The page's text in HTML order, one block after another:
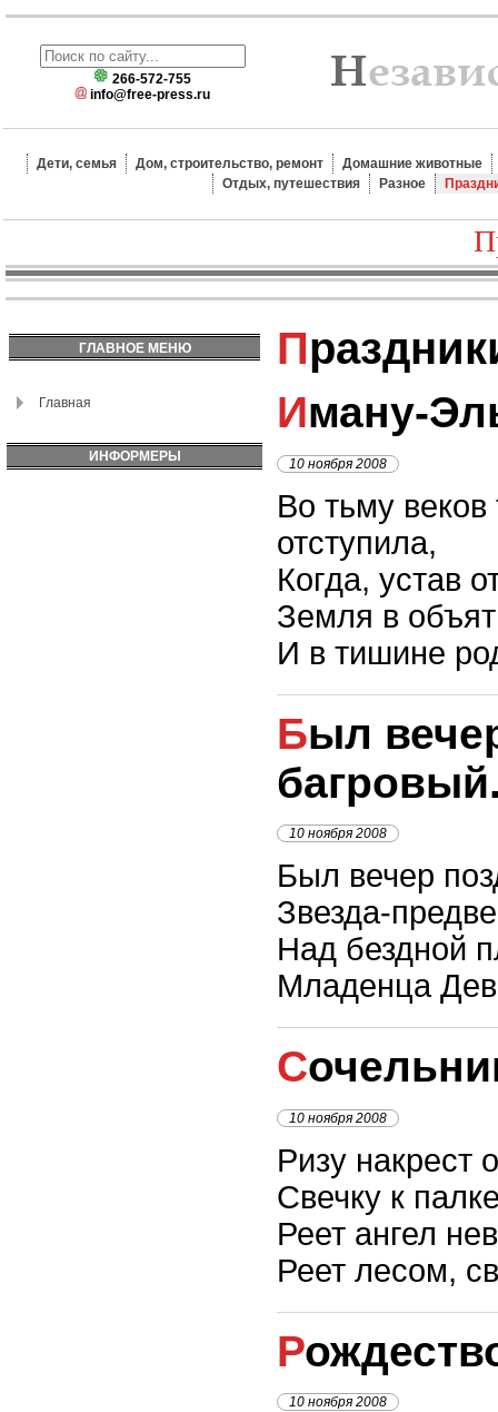
266-572-755
info@free-press.ru
Дети, семья Дом, строительство, ремонт
Домашние животные
Отдых, путешествия
Разное
ГЛАВНОЕ МЕНЮ
Главная
ИНФОРМЕРЫ
Иману-
10 ноября 2008
Во тьму веков
отступила,
Когда, устав
Земля в
И в тишине
Был вечер поздний и
10 ноября 2008
Был вечер
Звезда-
Над бездной
Младенца
10 ноября 2008
Ризу накрест
Свечку к
Реет ангел
Реет лесом,
10 ноября 2008